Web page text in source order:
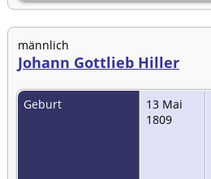
männlich
Johann Gottlieb Hiller
Geburt
13 Mai
1809